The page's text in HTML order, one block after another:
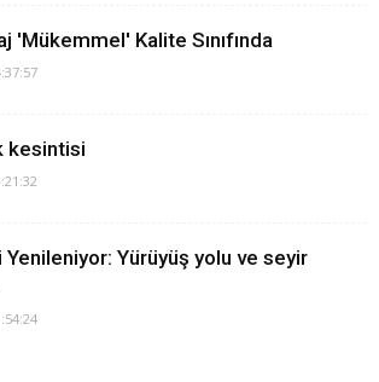
'Mükemmel' Kalite Sınıfında
kesintisi
Yürüyüş yolu ve seyir